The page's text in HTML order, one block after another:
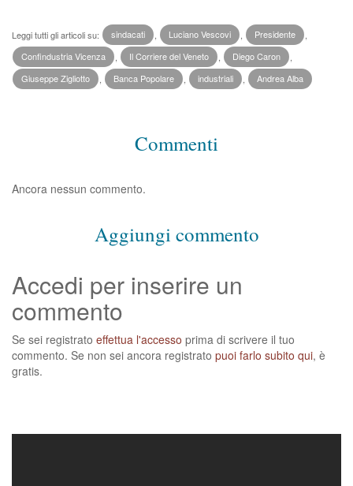
Leggi tutti gli articoli su: sindacati Luciano Vescovi Presidente
Confindustria Vicenza
Il Corriere del Veneto Diego Caron
Giuseppe Zigliotto
Banca Popolare industriali Andrea Alba
Commenti
Ancora nessun commento.
Aggiungi commento
Accedi per inserire un
commento
Se sei registrato effettua l'accesso prima di scrivere il tuo
commento. Se non sei ancora registrato puoi farlo subito qui, è
gratis.